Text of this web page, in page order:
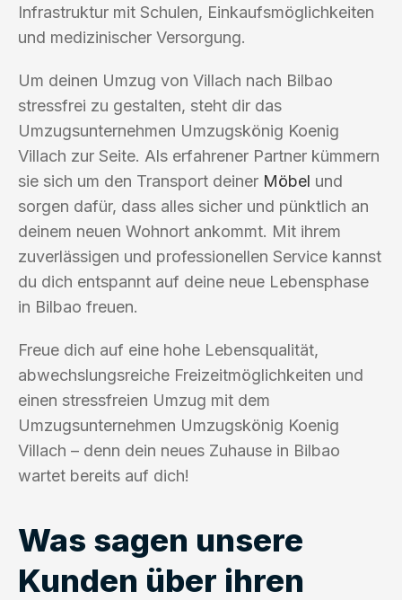
Infrastruktur mit Schulen, Einkaufsmöglichkeiten
und medizinischer Versorgung.
Um deinen Umzug von Villach nach Bilbao
stressfrei zu gestalten, steht dir das
Umzugsunternehmen Umzugskönig Koenig
Villach zur Seite. Als erfahrener Partner kümmern
sie sich um den Transport deiner Möbel und
sorgen dafür, dass alles sicher und pünktlich an
deinem neuen Wohnort ankommt. Mit ihrem
zuverlässigen und professionellen Service kannst
du dich entspannt auf deine neue Lebensphase
in Bilbao freuen.
Freue dich auf eine hohe Lebensqualität,
abwechslungsreiche Freizeitmöglichkeiten und
einen stressfreien Umzug mit dem
Umzugsunternehmen Umzugskönig Koenig
Villach – denn dein neues Zuhause in Bilbao
wartet bereits auf dich!
Was sagen unsere
Kunden über ihren